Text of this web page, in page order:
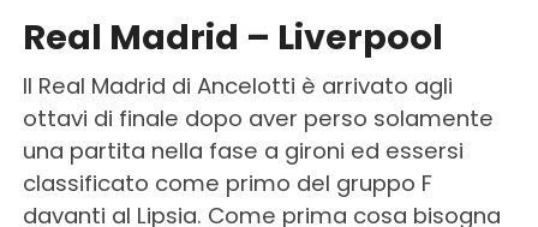
Real Madrid – Liverpool
Il Real Madrid di Ancelotti è arrivato agli
ottavi di finale dopo aver perso solamente
una partita nella fase a gironi ed essersi
classificato come primo del gruppo F
davanti al Lipsia. Come prima cosa bisogna